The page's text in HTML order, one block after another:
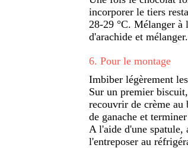
incorporer le tiers
28-29 °C. Mélanger
d'arachide et mélanger.
6. Pour le montage
Imbiber légèrement
Sur un premier
recouvrir de crème au
de ganache et
A l'aide d'une spatule,
l'entreposer au